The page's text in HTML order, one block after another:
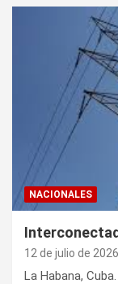
NACIONALES
12 de julio de 2026
La Habana,